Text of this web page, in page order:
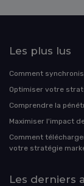
Les plus lus
Comment
Optimiser votre
Comprendre la
Maximiser l'impact
Comment
votre stratégie
Les derniers